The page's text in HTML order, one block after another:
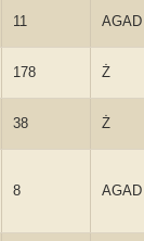
11 AGAD
178 Ż
38 Ż
8 AGAD